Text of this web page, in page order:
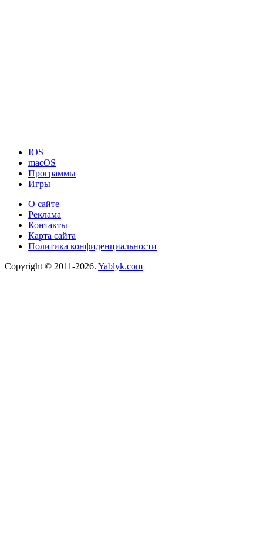
IOS
macOS
Программы
Игры
О сайте
Реклама
Контакты
Карта сайта
Политика конфиденциальности
Copyright © 2011-2026. Yablyk.сom